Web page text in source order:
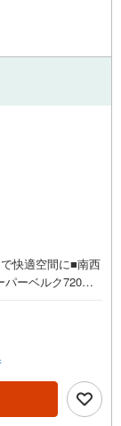
快適空間に■南西
パーベルク720m
業時間:7:00～22:
のお問い合わせ
ご連絡下さい！
プ 東宝ハウス
和の住宅ローン■
金利優遇割の最